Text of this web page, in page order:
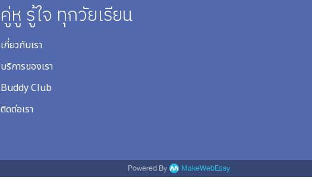
คู่หู รู้ใจ ทุกวัยเรียน
เกี่ยวกับเรา
บริการของเรา
Buddy Club
ติดต่อเรา
Powered By MakeWebEasy